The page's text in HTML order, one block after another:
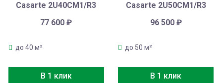
Casarte 2U40CM1/R3
77 600₽
до 40 м²
В 1 клик
Casarte 2U50CM1/R3
96 500 ₽
до 50 м²
В 1 клик